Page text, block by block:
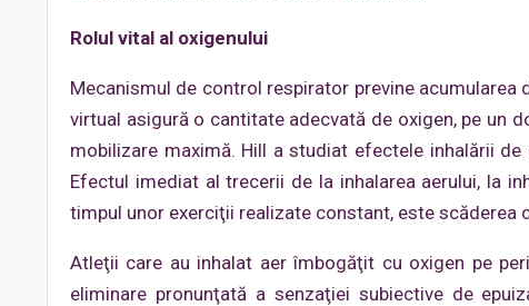
Rolul vital al oxigenului
Mecanismul de control respirator previne
virtual asigură o cantitate adecvată de oxigen, pe un
mobilizare maximă. Hill a studiat efectele inhalării
Efectul imediat al trecerii de la inhalarea aerului, la
timpul unor exerciţii realizate constant, este scăderea
Atleţii care au inhalat aer îmbogăţit cu oxigen pe
eliminare pronunţată a senzaţiei subiective de